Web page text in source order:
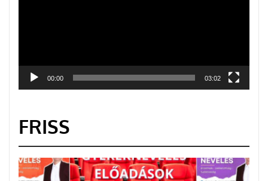
00:00 03:02
FRISS